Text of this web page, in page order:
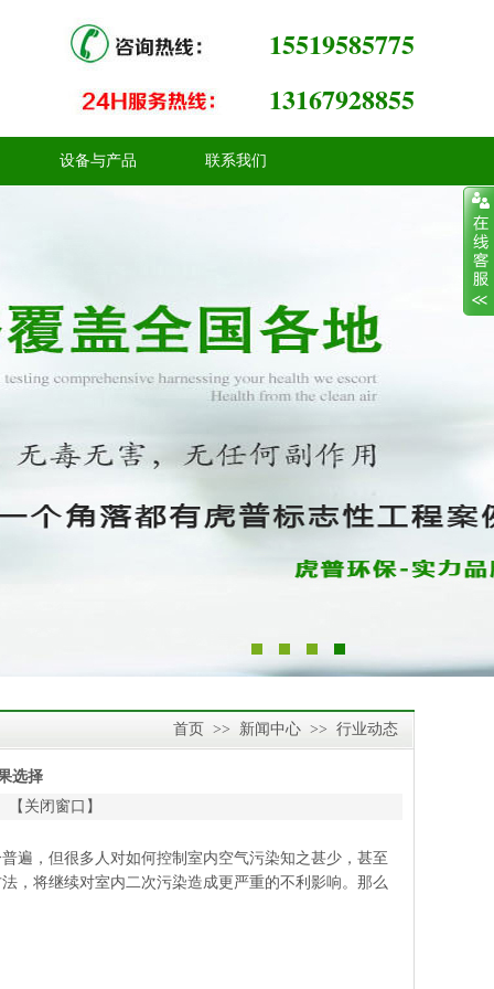
15519585775
13167928855
设备与产品 联系我们
首页 >> 新闻中心 >> 行业动态
选择
关闭窗口 】
，但很多人对如何控制室内空气污染知之甚少，甚至
，将继续对室内二次污染造成更严重的不利影响。那么